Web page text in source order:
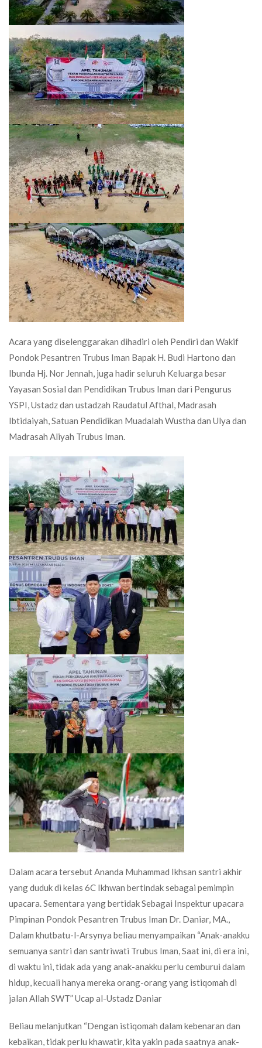
Acara yang diselenggarakan dihadiri oleh Pendiri dan Wakif
Pondok Pesantren Trubus Iman Bapak H. Budi Hartono dan
Ibunda Hj. Nor Jennah, juga hadir seluruh Keluarga besar
Yayasan Sosial dan Pendidikan Trubus Iman dari Pengurus
YSPI, Ustadz dan ustadzah Raudatul Afthal, Madrasah
Ibtidaiyah, Satuan Pendidikan Muadalah Wustha dan Ulya dan
Madrasah Aliyah Trubus Iman.
Dalam acara tersebut Ananda Muhammad Ikhsan santri akhir
yang duduk di kelas 6C Ikhwan bertindak sebagai pemimpin
upacara. Sementara yang bertidak Sebagai Inspektur upacara
Pimpinan Pondok Pesantren Trubus Iman Dr. Daniar, MA.,
Dalam khutbatu-l-Arsynya beliau menyampaikan “Anak-anakku
semuanya santri dan santriwati Trubus Iman, Saat ini, di era ini,
di waktu ini, tidak ada yang anak-anakku perlu cemburui dalam
hidup, kecuali hanya mereka orang-orang yang istiqomah di
jalan Allah SWT” Ucap al-Ustadz Daniar
Beliau melanjutkan “Dengan istiqomah dalam kebenaran dan
kebaikan, tidak perlu khawatir, kita yakin pada saatnya anak-